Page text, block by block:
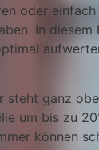
oder
In
steht ganz
um bis zu
können